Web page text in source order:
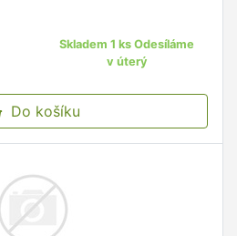
Skladem 1 ks Odesíláme
v úterý
Do košíku